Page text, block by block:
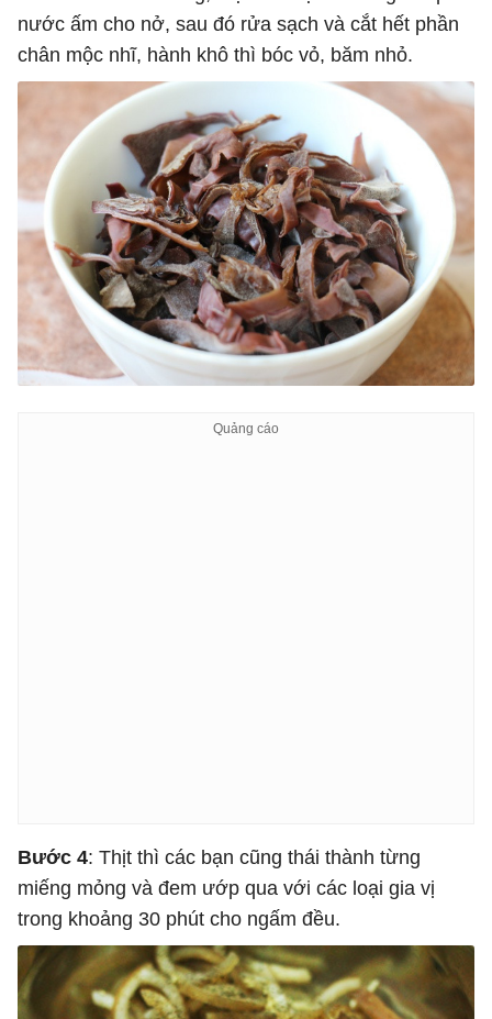
nước ấm cho nở, sau đó rửa sạch và cắt hết phần
chân mộc nhĩ, hành khô thì bóc vỏ, băm nhỏ.
Bước 4: Thịt thì các bạn cũng thái thành từng
miếng mỏng và đem ướp qua với các loại gia vị
trong khoảng 30 phút cho ngấm đều.